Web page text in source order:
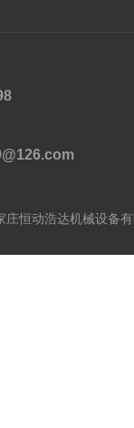
恒动浩达机械设备